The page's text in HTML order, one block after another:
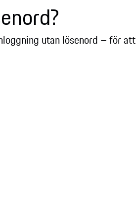
utan lösenord – för att